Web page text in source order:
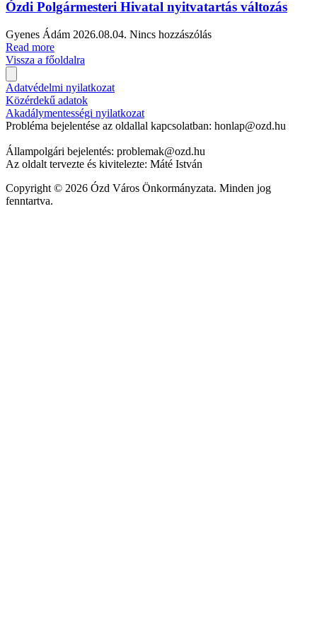
Ózdi Polgármesteri Hivatal nyitvatartás változás
Gyenes Ádám 2026.08.04. Nincs hozzászólás
Read more
Vissza a főoldalra
Adatvédelmi nyilatkozat
Közérdekű adatok
Akadálymentességi nyilatkozat
Probléma bejelentése az oldallal kapcsolatban: honlap@ozd.hu
Állampolgári bejelentés: problemak@ozd.hu
Az oldalt tervezte és kivitelezte: Máté István
Copyright © 2026 Ózd Város Önkormányzata. Minden jog
fenntartva.